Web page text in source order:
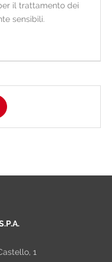
accesso pubblico
di carattere
presso
informativa
comunque non
particolari di dati
il trattamento dei
sensibili.
1